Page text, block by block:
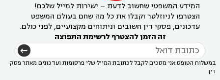
המידע המשפטי שחשוב לדעת – ישירות למייל שלכם!
הצטרפו לניוזלטר וקבלו את כל מה שחם בעולם המשפט
עדכונים, פסקי דין חשובים וניתוחים מקצועיים, לפני כולם.
זה הזמן להצטרף לרשימת התפוצה
במשלוח הטופס אני מסכים לקבל לכתובת המייל שלי פרסומות ועדכונים מאתר פסק
דין